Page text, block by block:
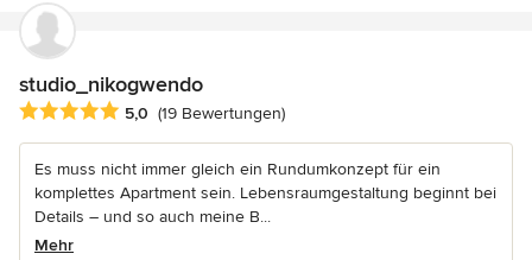
studio_nikogwendo
Durchschnittliche Bewertung: 5 von 5 Sternen
5,0 (19 Bewertungen)
Es muss nicht immer gleich ein Rundumkonzept für ein
komplettes Apartment sein. Lebensraumgestaltung beginnt bei
Details – und so auch meine B...
Mehr